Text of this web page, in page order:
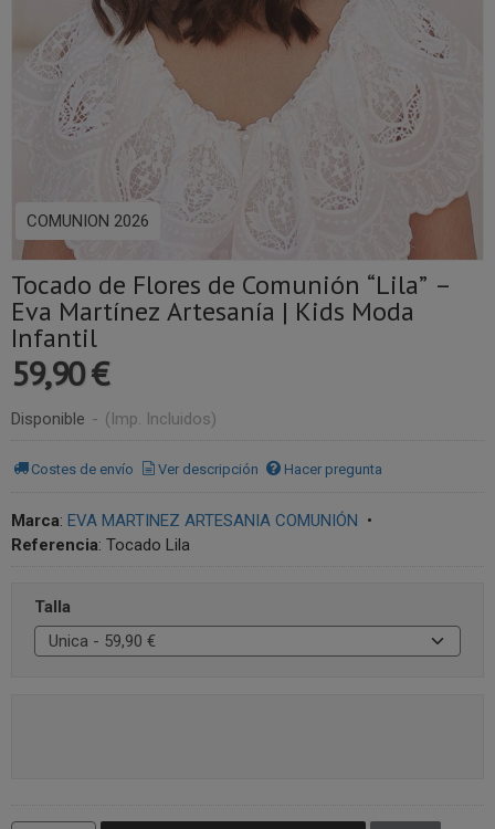
COMUNION 2026
Tocado de Flores de Comunión “Lila” –
Eva Martínez Artesanía | Kids Moda
Infantil
59,90 €
Disponible - (Imp. Incluidos)
Costes de envío Ver descripción Hacer pregunta
Marca: EVA MARTINEZ ARTESANIA COMUNIÓN •
Referencia: Tocado Lila
Talla